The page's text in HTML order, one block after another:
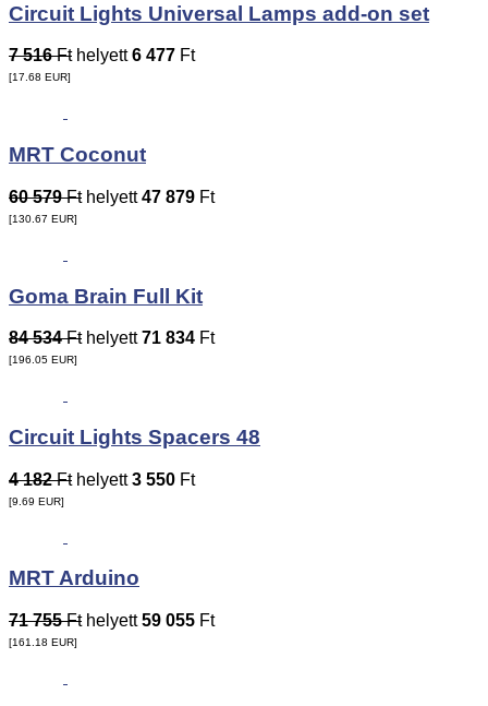
Circuit Lights Universal Lamps add-on set
7 516 Fthelyett6 477 Ft
[17.68 EUR]
MRT Coconut
60 579 Fthelyett47 879 Ft
[130.67 EUR]
Goma Brain Full Kit
84 534 Fthelyett71 834 Ft
[196.05 EUR]
Circuit Lights Spacers 48
4 182 Fthelyett3 550 Ft
[9.69 EUR]
MRT Arduino
71 755 Fthelyett59 055 Ft
[161.18 EUR]